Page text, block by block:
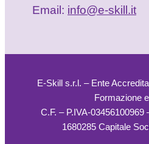
Email: info@e-skill.it
E-Skill s.r.l. – Ente
Formazione
C.F. – P.IVA-
1680285 Capitale